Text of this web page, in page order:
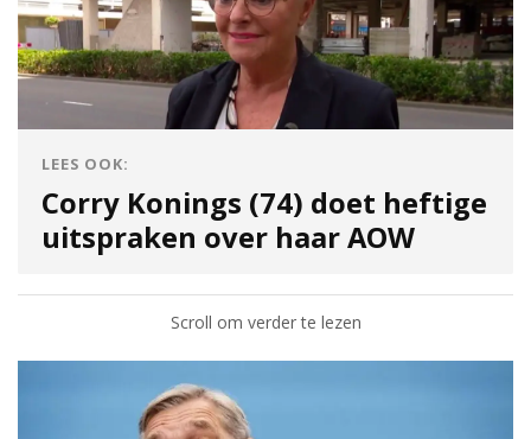
LEES OOK:
Corry Konings (74) doet heftige
uitspraken over haar AOW
Scroll om verder te lezen